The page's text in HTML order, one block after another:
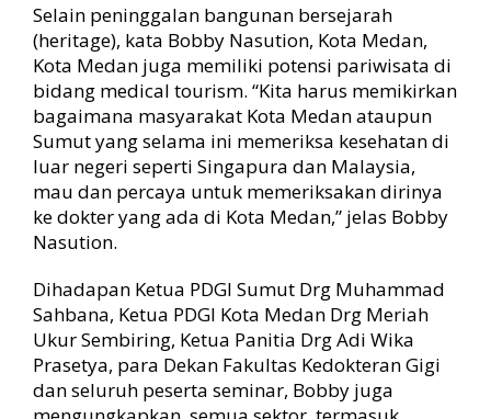
e
d
n
S
e
b
a
g
a
d
i
c
a
l
Selain peninggalan bangunan bersejarah
(heritage), kata Bobby Nasution, Kota Medan,
Kota Medan juga memiliki potensi pariwisata di
bidang medical tourism. “Kita harus memikirkan
bagaimana masyarakat Kota Medan ataupun
Sumut yang selama ini memeriksa kesehatan di
luar negeri seperti Singapura dan Malaysia,
mau dan percaya untuk memeriksakan dirinya
ke dokter yang ada di Kota Medan,” jelas Bobby
Nasution.
Dihadapan Ketua PDGI Sumut Drg Muhammad
Sahbana, Ketua PDGI Kota Medan Drg Meriah
Ukur Sembiring, Ketua Panitia Drg Adi Wika
Prasetya, para Dekan Fakultas Kedokteran Gigi
dan seluruh peserta seminar, Bobby juga